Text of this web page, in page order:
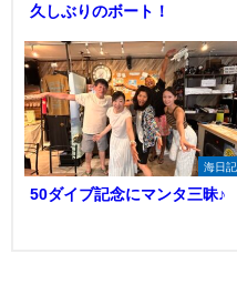
久しぶりのボート！
海日記
50ダイブ記念にマンタ三昧♪